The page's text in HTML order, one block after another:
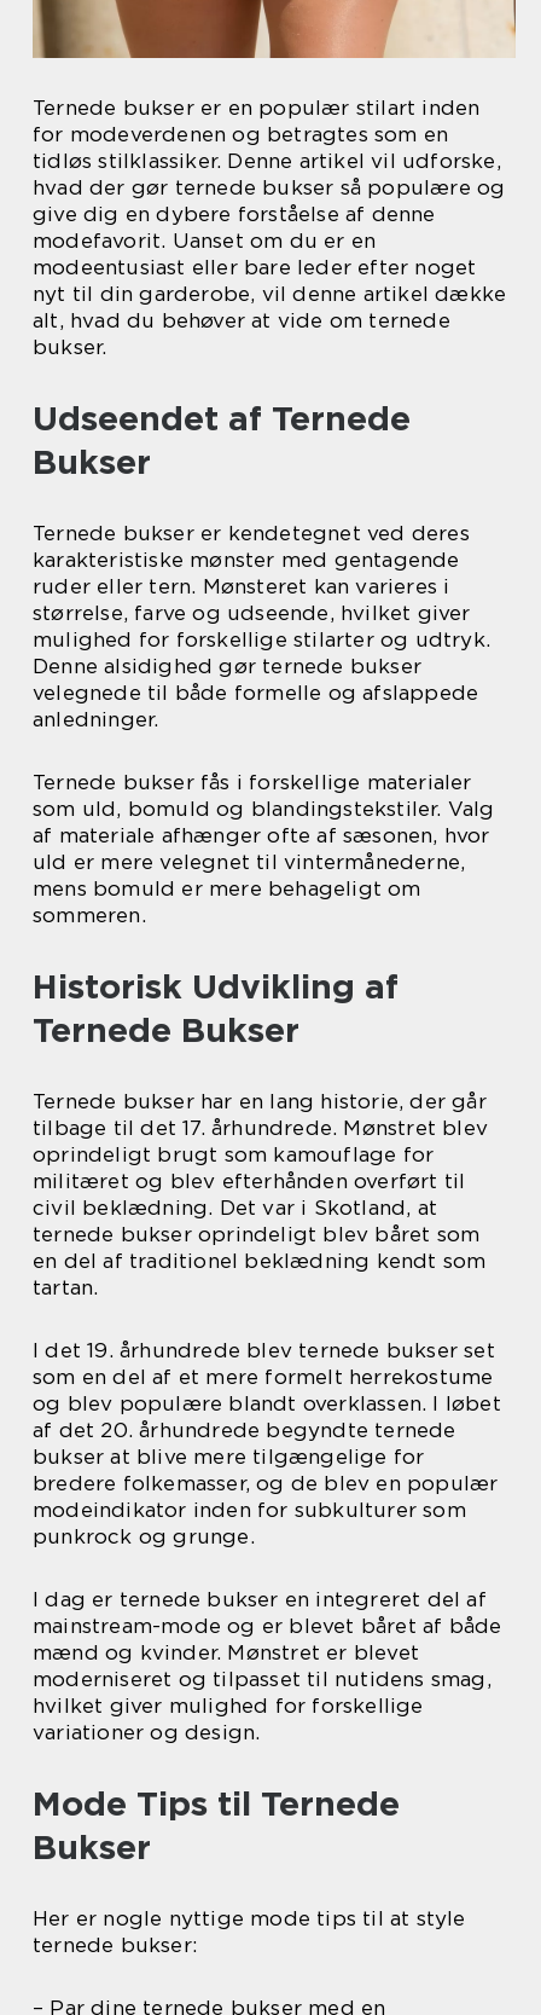
Ternede bukser er en populær stilart inden
for modeverdenen og betragtes som en
tidløs stilklassiker. Denne artikel vil udforske,
hvad der gør ternede bukser så populære og
give dig en dybere forståelse af denne
modefavorit. Uanset om du er en
modeentusiast eller bare leder efter noget
nyt til din garderobe, vil denne artikel dække
alt, hvad du behøver at vide om ternede
bukser.
Udseendet af Ternede
Bukser
Ternede bukser er kendetegnet ved deres
karakteristiske mønster med gentagende
ruder eller tern. Mønsteret kan varieres i
størrelse, farve og udseende, hvilket giver
mulighed for forskellige stilarter og udtryk.
Denne alsidighed gør ternede bukser
velegnede til både formelle og afslappede
anledninger.
Ternede bukser fås i forskellige materialer
som uld, bomuld og blandingstekstiler. Valg
af materiale afhænger ofte af sæsonen, hvor
uld er mere velegnet til vintermånederne,
mens bomuld er mere behageligt om
sommeren.
Historisk Udvikling af
Ternede Bukser
Ternede bukser har en lang historie, der går
tilbage til det 17. århundrede. Mønstret blev
oprindeligt brugt som kamouflage for
militæret og blev efterhånden overført til
civil beklædning. Det var i Skotland, at
ternede bukser oprindeligt blev båret som
en del af traditionel beklædning kendt som
tartan.
I det 19. århundrede blev ternede bukser set
som en del af et mere formelt herrekostume
og blev populære blandt overklassen. I løbet
af det 20. århundrede begyndte ternede
bukser at blive mere tilgængelige for
bredere folkemasser, og de blev en populær
modeindikator inden for subkulturer som
punkrock og grunge.
I dag er ternede bukser en integreret del af
mainstream-mode og er blevet båret af både
mænd og kvinder. Mønstret er blevet
moderniseret og tilpasset til nutidens smag,
hvilket giver mulighed for forskellige
variationer og design.
Mode Tips til Ternede
Bukser
Her er nogle nyttige mode tips til at style
ternede bukser:
– Par dine ternede bukser med en